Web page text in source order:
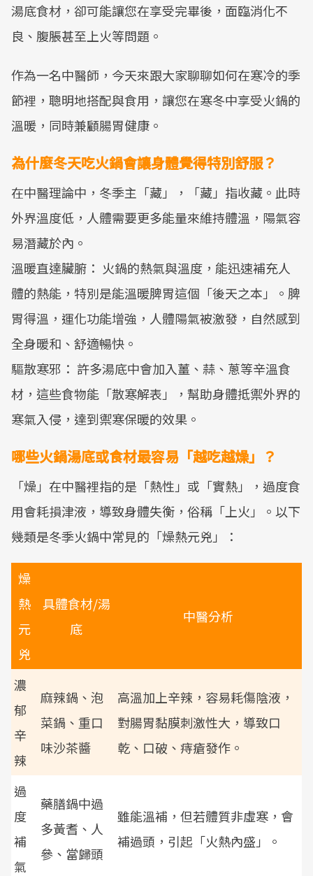
湯底食材，卻可能讓您在享受完畢後，面臨消化不
良、腹脹甚至上火等問題。
作為一名中醫師，今天來跟大家聊聊如何在寒冷的季
節裡，聰明地搭配與食用，讓您在寒冬中享受火鍋的
溫暖，同時兼顧腸胃健康。
為什麼冬天吃火鍋會讓身體覺得特別舒服？
在中醫理論中，冬季主「藏」，「藏」指收藏。此時
外界溫度低，人體需要更多能量來維持體溫，陽氣容
易潛藏於內。
溫暖直達臟腑： 火鍋的熱氣與溫度，能迅速補充人
體的熱能，特別是能溫暖脾胃這個「後天之本」。脾
胃得溫，運化功能增強，人體陽氣被激發，自然感到
全身暖和、舒適暢快。
驅散寒邪： 許多湯底中會加入薑、蒜、蔥等辛溫食
材，這些食物能「散寒解表」，幫助身體抵禦外界的
寒氣入侵，達到禦寒保暖的效果。
哪些火鍋湯底或食材最容易「越吃越燥」？
「燥」在中醫裡指的是「熱性」或「實熱」，過度食
用會耗損津液，導致身體失衡，俗稱「上火」。以下
幾類是冬季火鍋中常見的「燥熱元兇」：
燥
熱
元
兇
具體食材/湯
底
中醫分析
濃
郁
辛
辣
麻辣鍋、泡
菜鍋、重口
味沙茶醬
高溫加上辛辣，容易耗傷陰液，
對腸胃黏膜刺激性大，導致口
乾、口破、痔瘡發作。
過
度
補
氣
藥膳鍋中過
多黃耆、人
參、當歸頭
雖能溫補，但若體質非虛寒，會
補過頭，引起「火熱內盛」。